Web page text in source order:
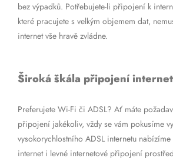
bez výpadků. Potřebujete-li připojení k
které pracujete s velkým objemem dat,
internet vše hravě zvládne.
Široká škála připojení
Preferujete Wi-Fi či ADSL? Ať máte
připojení jakékoliv, vždy se vám pokusíme
vysokorychlostního ADSL internetu
internet i levné internetové připojení